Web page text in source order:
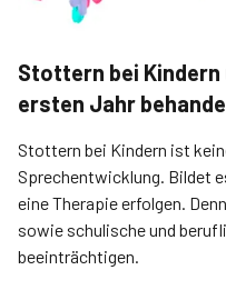
Stottern bei
ersten Jahr
Stottern bei Kindern ist
Sprechentwicklung. Bildet
eine Therapie erfolgen.
sowie schulische und
beeinträchtigen.